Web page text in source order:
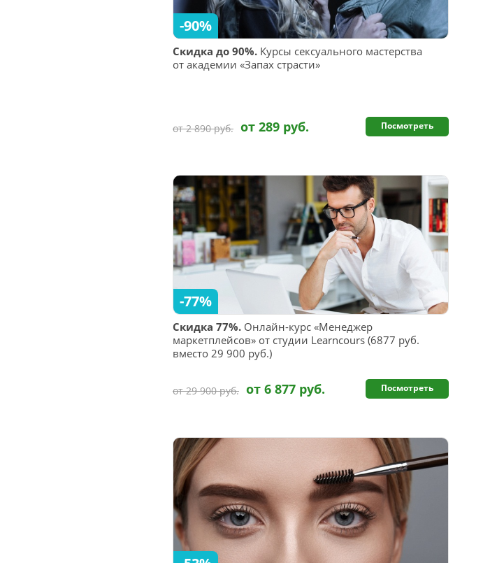
Скидка до 90%. Курсы сексуального мастерства
от академии «Запах страсти»
-90%
от 2 890 руб. от 289 руб. Посмотреть
Скидка 77%. Онлайн-курс «Менеджер
маркетплейсов» от студии Learncours (6877 руб.
вместо 29 900 руб.)
-77%
от 29 900 руб. от 6 877 руб. Посмотреть